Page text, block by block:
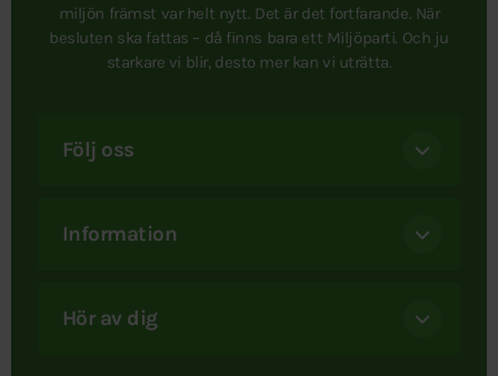
miljön främst var helt nytt. Det är det fortfarande. När
besluten ska fattas – då finns bara ett Miljöparti. Och ju
starkare vi blir, desto mer kan vi uträtta.
Följ oss
Information
Hör av dig